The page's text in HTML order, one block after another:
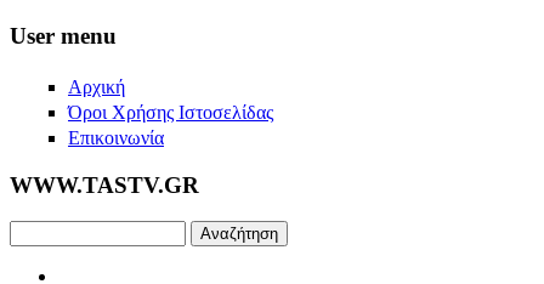
Skip to main content
User menu
Αρχική
Όροι Χρήσης Ιστοσελίδας
Επικοινωνία
WWW.TASTV.GR